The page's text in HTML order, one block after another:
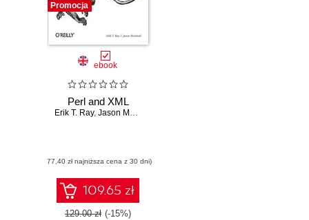
Promocja
ebook
Perl and XML
Erik T. Ray, Jason McIntosh
(77,40 zł najniższa cena z 30 dni)
109.65 zł
129.00 zł (-15%)